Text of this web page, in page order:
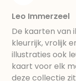
Leo Immerzeel
De kaarten van
kleurrijk, vrolijk
illustraties ook
kaart voor elk
deze collectie